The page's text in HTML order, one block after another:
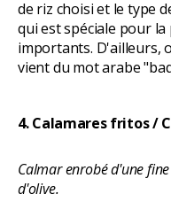
de riz choisi et le type
qui est spéciale pour
importants. D'ailleurs,
vient du mot arabe
4. Calamares fritos /
Calmar enrobé d'une
d'olive.